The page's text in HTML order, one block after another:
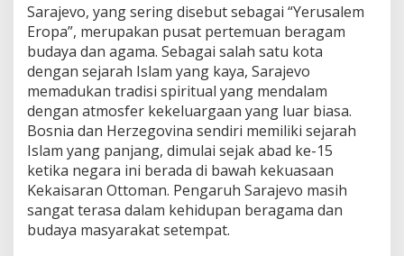
Sarajevo, yang sering disebut sebagai “Yerusalem
Eropa”, merupakan pusat pertemuan beragam
budaya dan agama. Sebagai salah satu kota
dengan sejarah Islam yang kaya, Sarajevo
memadukan tradisi spiritual yang mendalam
dengan atmosfer kekeluargaan yang luar biasa.
Bosnia dan Herzegovina sendiri memiliki sejarah
Islam yang panjang, dimulai sejak abad ke-15
ketika negara ini berada di bawah kekuasaan
Kekaisaran Ottoman. Pengaruh Sarajevo masih
sangat terasa dalam kehidupan beragama dan
budaya masyarakat setempat.